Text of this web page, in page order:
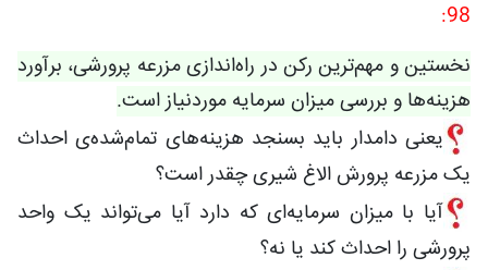
98:
نخستین و مهم‌ترین رکن در راه‌اندازی مزرعه پرورشی، برآورد
هزینه‌ها و بررسی میزان سرمایه موردنیاز است.
یعنی دامدار باید بسنجد هزینه‌های تمام‌شده‌ی احداث
یک مزرعه پرورش الاغ شیری چقدر است؟
آیا با میزان سرمایه‌ای که دارد آیا می‌تواند یک واحد
پرورشی را احداث کند یا نه؟